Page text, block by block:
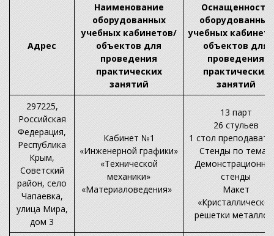
Адрес
Наименование
оборудованных
учебных кабинетов/
объектов для
проведения
практических
занятий
Оснащенность
оборудованных
учебных
объектов для
проведения
практических
занятий
297225,
Российская
Федерация,
Республика
Крым,
Советский
район, село
Чапаевка,
улица Мира,
дом 3
Кабинет №1
«Инженерной графики»
«Технической
механики»
«Материаловедения»
13 парт
26 стульев
1 стол
Стенды по темам
стенды
Макет
«Кристаллической
решетки